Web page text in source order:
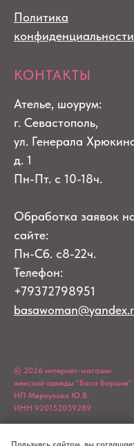
Политика
конфиденциальности
КОНТАКТЫ
Ателье, шоурум:
г. Севастополь,
ул. Генерала
д. 1
Пн-Пт. с 10-18ч.
Обработка заявок
сайте:
Пн-Сб. с8-22ч.
Телефон:
+79372798951
© 2026 интернет-магазин
женской одежды "Баса Барыня"
ИП Меркулова Ю.В.
ИНН 920152039289